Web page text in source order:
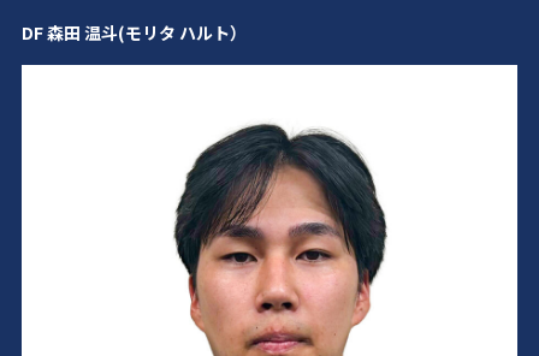
DF 森田 温斗(モリタ ハルト）